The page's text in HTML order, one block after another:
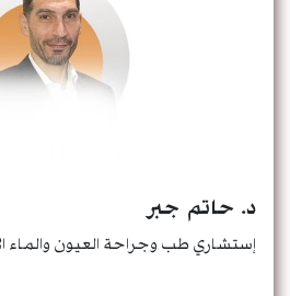
د. حاتم جبر
إستشاري طب وجراحة العيون والماء